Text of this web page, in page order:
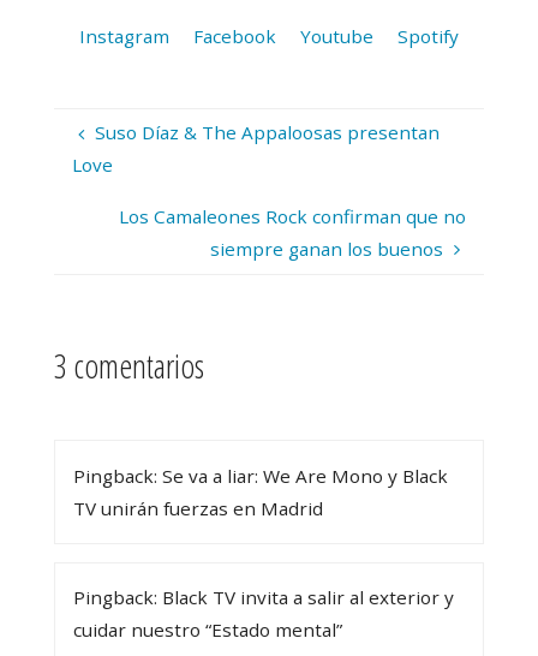
Instagram Facebook Youtube Spotify
Suso Díaz & The Appaloosas presentan
Love
Los Camaleones Rock confirman que no
siempre ganan los buenos
3 comentarios
Pingback: Se va a liar: We Are Mono y Black
TV unirán fuerzas en Madrid
Pingback: Black TV invita a salir al exterior y
cuidar nuestro “Estado mental”